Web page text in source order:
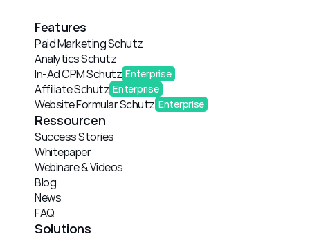
Features
Paid Marketing Schutz
Analytics Schutz
In-Ad CPM Schutz Enterprise
Affiliate Schutz Enterprise
Website Formular Schutz Enterprise
Ressourcen
Success Stories
Whitepaper
Webinare & Videos
Blog
News
FAQ
Solutions